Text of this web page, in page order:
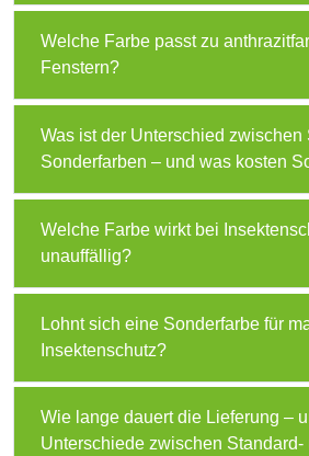
Welche Farbe passt zu
Fenstern?
Was ist der Unterschied zwischen
Sonderfarben – und was kosten
Welche Farbe wirkt bei
unauffällig?
Lohnt sich eine Sonderfarbe für
Insektenschutz?
Wie lange dauert die Lieferung –
Unterschiede zwischen Standard-